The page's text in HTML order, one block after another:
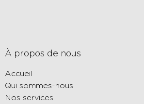
À propos de nous
Accueil
Qui sommes-nous
Nos services